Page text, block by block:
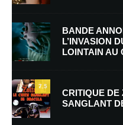
Nom*
E-mail*
BANDE
L’INVASION
LOINTAIN AU
7.5
CRITIQUE DE
SANGLANT